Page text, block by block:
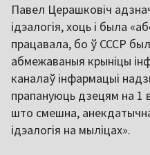
Павел Церашковіч
ідэалогія, хоць і была
працавала, бо ў СССР
абмежаваныя крыніцы
каналаў інфармацыі
прапануюць дзецям на 1
што смешна,
ідэалогія на мыліцах».